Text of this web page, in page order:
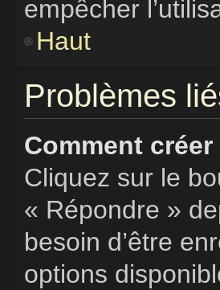
empêcher
Haut
Problèmes
Comment
Cliquez sur le
« Répondre »
besoin d’être
options